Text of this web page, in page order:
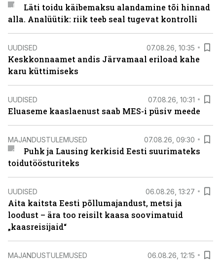
Läti toidu käibemaksu alandamine tõi hinnad
alla. Analüütik: riik teeb seal tugevat kontrolli
UUDISED 07.08.26, 10:35
Keskkonnaamet andis Järvamaal eriload kahe
karu küttimiseks
UUDISED 07.08.26, 10:31
Eluaseme kaaslaenust saab MES-i püsiv meede
MAJANDUSTULEMUSED 07.08.26, 09:30
Puhk ja Lausing kerkisid Eesti suurimateks
toidutöösturiteks
UUDISED 06.08.26, 13:27
Aita kaitsta Eesti põllumajandust, metsi ja
loodust – ära too reisilt kaasa soovimatuid
„kaasreisijaid“
MAJANDUSTULEMUSED 06.08.26, 12:15